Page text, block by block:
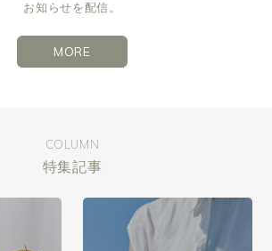
お知らせを配信。
MORE
COLUMN
特集記事